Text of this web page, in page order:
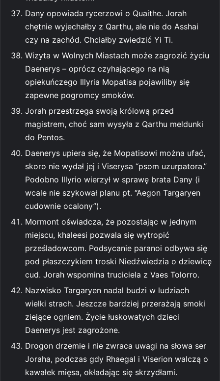
Dany opowiada rycerzowi o Quaithe. Jorah
chętnie wyjechałby z Qarthu, ale nie do Asshai
czy na zachód. Chciałby zwiedzić Yi Ti.
Wizyta w Wolnych Miastach może zagrozić życiu
Daenerys – oprócz czyhającego na nią
opiekuńczego Illyria Mopatisa pojawiliby się
zapewne pogromcy smoków.
Jorah przestrzega swoją królową przed
magistrem, choć sam wysyła z Qarthu meldunki
do Pentos.
Daenerys upiera się, że Mopatisowi można ufać,
skoro nie wydał jej i Viserysa “psom uzurpatora.”
Podobno Illyrio wierzył w sprawę brata Dany (i
wcale nie szykował planu pt. “Aegon Targaryen
cudownie ocalony”).
Mormont oświadcza, że pozostając w jednym
miejscu, khaleesi pozwala się wytropić
prześladowcom. Podsycanie paranoi odbywa się
pod płaszczykiem troski Niedźwiedzia o dziewicę
cud. Jorah wspomina truciciela z Vaes Tolorro.
Nazwisko Targaryen nadal budzi w ludziach
wielki strach. Jeszcze bardziej przerażają smoki
ziejące ogniem. Życie łuskowatych dzieci
Daenerys jest zagrożone.
Drogon drzemie i nie zwraca uwagi na słowa ser
Joraha, podczas gdy Rhaegal i Viserion walczą o
kawałek mięsa, okładając się skrzydłami.